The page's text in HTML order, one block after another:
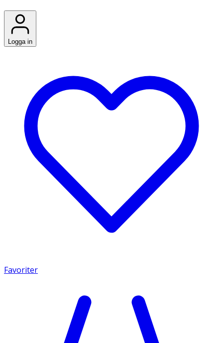
Logga in
Favoriter